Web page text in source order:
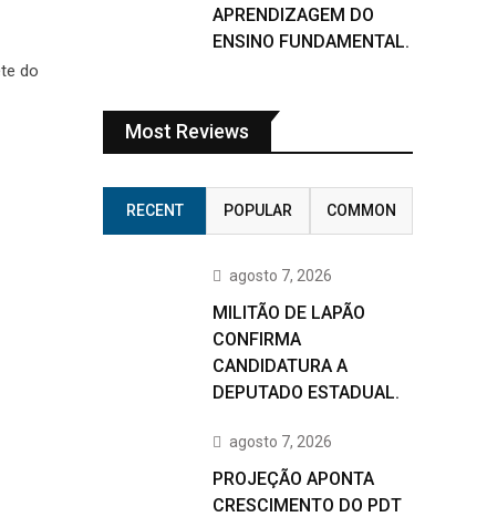
do
APRENDIZAGEM DO
ENSINO FUNDAMENTAL.
Most Reviews
RECENT POPULAR COMMON
agosto 7, 2026
MILITÃO DE LAPÃO
CONFIRMA
CANDIDATURA A
DEPUTADO ESTADUAL.
agosto 7, 2026
PROJEÇÃO APONTA
CRESCIMENTO DO PDT